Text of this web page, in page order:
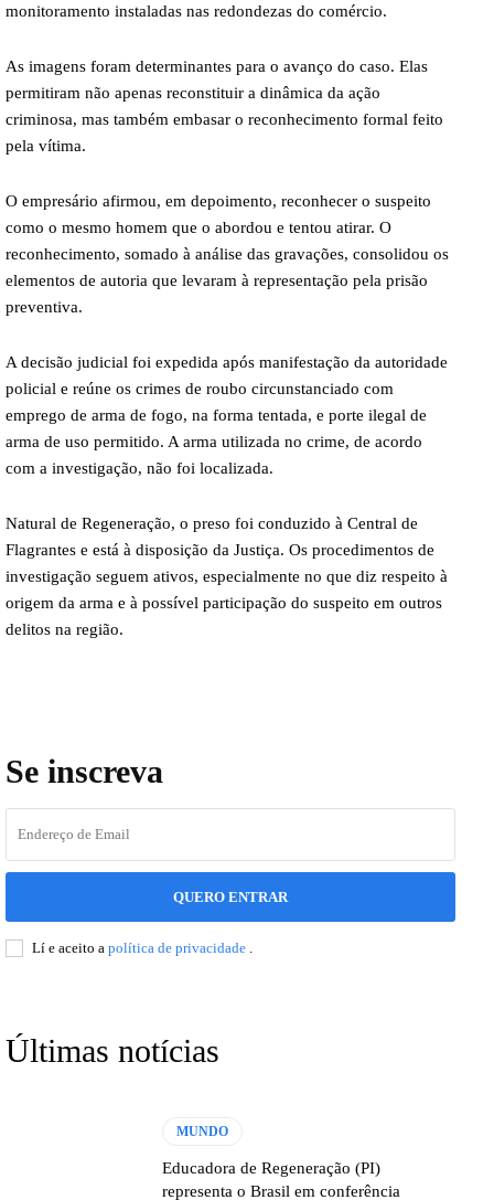
monitoramento instaladas nas redondezas do comércio.
As imagens foram determinantes para o avanço do caso. Elas
permitiram não apenas reconstituir a dinâmica da ação
criminosa, mas também embasar o reconhecimento formal feito
pela vítima.
O empresário afirmou, em depoimento, reconhecer o suspeito
como o mesmo homem que o abordou e tentou atirar. O
reconhecimento, somado à análise das gravações, consolidou os
elementos de autoria que levaram à representação pela prisão
preventiva.
A decisão judicial foi expedida após manifestação da autoridade
policial e reúne os crimes de roubo circunstanciado com
emprego de arma de fogo, na forma tentada, e porte ilegal de
arma de uso permitido. A arma utilizada no crime, de acordo
com a investigação, não foi localizada.
Natural de Regeneração, o preso foi conduzido à Central de
Flagrantes e está à disposição da Justiça. Os procedimentos de
investigação seguem ativos, especialmente no que diz respeito à
origem da arma e à possível participação do suspeito em outros
delitos na região.
Se inscreva
QUERO ENTRAR
Lí e aceito a política de privacidade
Últimas notícias
MUNDO
Educadora de Regeneração (PI)
representa o Brasil em conferência